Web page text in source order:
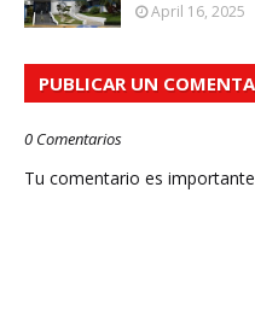
April 16, 2025
PUBLICAR UN
0 Comentarios
Tu comentario es importante